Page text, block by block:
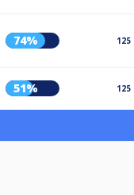
74% 125
51% 125